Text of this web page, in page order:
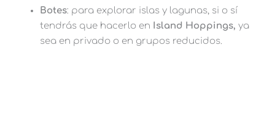
Botes: para explorar islas y lagunas, si o sí
tendrás que hacerlo en
Island Hoppings, ya
sea en privado o en grupos reducidos.